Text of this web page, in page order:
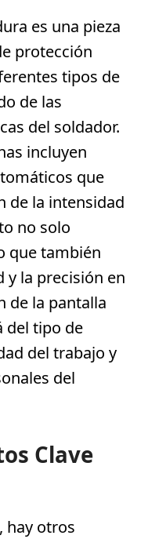
es una pieza
protección
tipos de
de las
del soldador.
incluyen
que
de la intensidad
no solo
que también
y la precisión en
de la pantalla
del tipo de
del trabajo y
del
Clave
hay otros